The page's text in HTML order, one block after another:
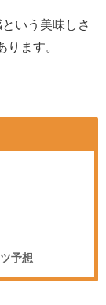
いう美味しさ
ます。
予想